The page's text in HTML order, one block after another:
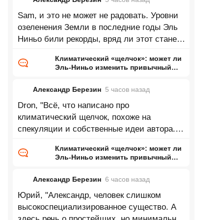
Sam, и это не может не радовать. Уровни
озеленения Земли в последние годы Эль
Ниньо били рекорды, вряд ли этот станет
Климатический «щелчок»: может ли
Эль-Ниньо изменить привычный
Александр Березин 5 часов назад
Dron, "Всё, что написано про
климатический щелчок, похоже на
спекуляции и собственные идеи автора.
предсказывающихКлиматический «щелчок»: может ли
Эль-Ниньо изменить привычный
Александр Березин 6 часов назад
Юрий, "Александр, человек слишком
высокоспециализированное существо. А